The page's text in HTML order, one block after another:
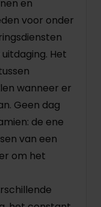
en
voor onder
Het
wanneer er
Geen dag
de ene
van een
om het